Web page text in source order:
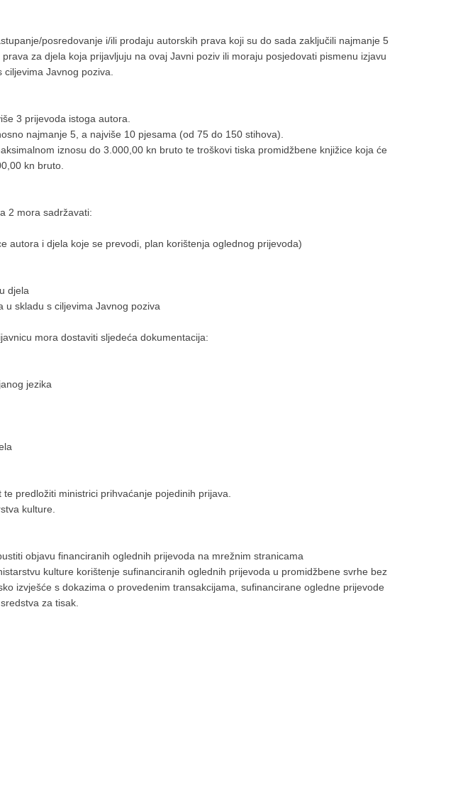
posredovanje i/ili prodaju autorskih prava koji su do sada zaključili najmanje 5
za djela koja prijavljuju na ovaj Javni poziv ili moraju posjedovati pismenu izjavu
Javnog poziva.
3 prijevoda istoga autora.
najmanje 5, a najviše 10 pjesama (od 75 do 150 stihova).
iznosu do 3.000,00 kn bruto te troškovi tiska promidžbene knjižice koja će
kn bruto.
2 mora sadržavati:
autora i djela koje se prevodi, plan korištenja oglednog prijevoda)
djela
skladu s ciljevima Javnog poziva
mora dostaviti sljedeća dokumentacija:
jezika
predložiti ministrici prihvaćanje pojedinih prijava.
kulture.
objavu financiranih oglednih prijevoda na mrežnim stranicama
kulture korištenje sufinanciranih oglednih prijevoda u promidžbene svrhe bez
izvješće s dokazima o provedenim transakcijama, sufinancirane ogledne prijevode
za tisak.